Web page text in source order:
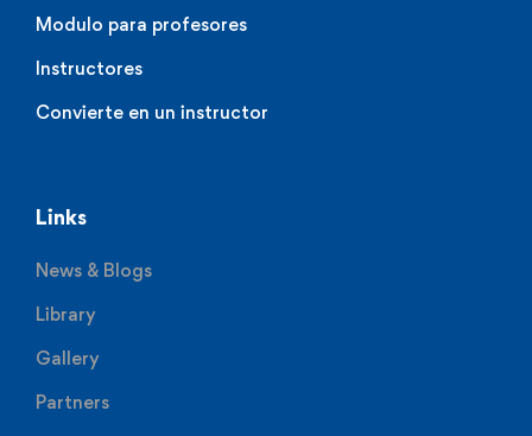
Modulo para profesores
Instructores
Convierte en un instructor
Links
News & Blogs
Library
Gallery
Partners